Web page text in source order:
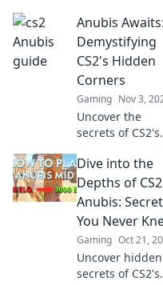
why this CS2
is igniting the
gaming
community and
capturing
attention.
Anubis Awaits:
Demystifying
CS2's Hidden
Corners
Gaming Nov 3,
Uncover the
secrets of CS2's
Anubis Awaits.
Dive deep into
mysteries and
discover what
beneath the
surface!
Dive into the
Depths of
Anubis:
You Never
Gaming Oct 21,
Uncover hidden
secrets of CS2's